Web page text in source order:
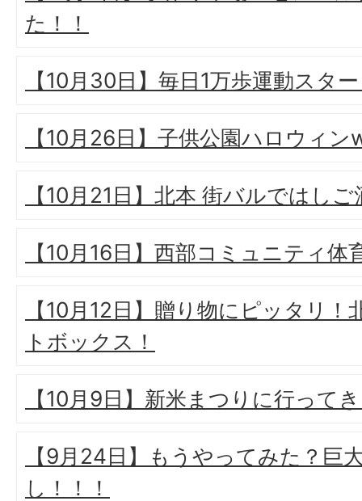
た！！
【10月30日】毎日1万歩運動スタ
【10月26日】子供公園ハロウィン
【10月21日】北本 街バルではしご
【10月16日】西部コミュニティ体
【10月12日】贈り物にピッタリ
トボックス！
【10月9日】新米まつりに行って
【9月24日】もうやってみた？巨
し！！！